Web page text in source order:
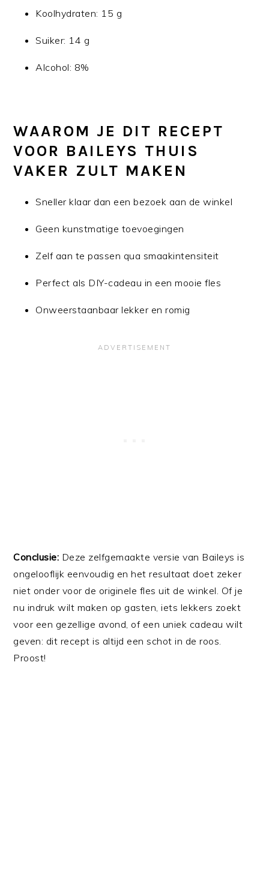
Koolhydraten: 15 g
Suiker: 14 g
Alcohol: 8%
WAAROM JE DIT RECEPT
VOOR BAILEYS THUIS
VAKER ZULT MAKEN
Sneller klaar dan een bezoek aan de winkel
Geen kunstmatige toevoegingen
Zelf aan te passen qua smaakintensiteit
Perfect als DIY-cadeau in een mooie fles
Onweerstaanbaar lekker en romig
Conclusie: Deze zelfgemaakte versie van Baileys is
ongelooflijk eenvoudig en het resultaat doet zeker
niet onder voor de originele fles uit de winkel. Of je
nu indruk wilt maken op gasten, iets lekkers zoekt
voor een gezellige avond, of een uniek cadeau wilt
geven: dit recept is altijd een schot in de roos.
Proost!